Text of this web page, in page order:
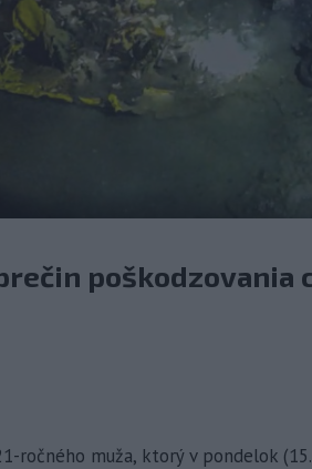
poškodzovania
ročného muža, ktorý v pondelok